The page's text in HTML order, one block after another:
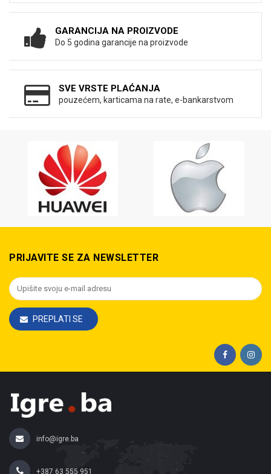
GARANCIJA NA PROIZVODE
Do 5 godina garancije na proizvode
SVE VRSTE PLAĆANJA
pouzećem, karticama na rate, e-bankarstvom
PRIJAVITE SE ZA NEWSLETTER
PREPLATI SE
info@igre.ba
+387 63 555 951